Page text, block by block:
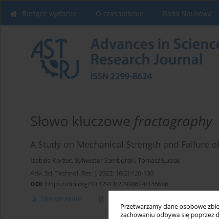
Przetwarzamy dane osobowe
zachowaniu odbywa się poprzez
Bieżące wydanie O czasopiśmie Rada Naukowa
Słowo kluczowe fractography
A Study on Mechanical Strength and Failure
Izabela Korzec, Sylwester Samborski, Tomasz Łusiak
Adv. Sci. Technol. Res. J. 2022; 16(2):120-130
DOI: https://doi.org/10.12913/22998624/146686
Streszczenie